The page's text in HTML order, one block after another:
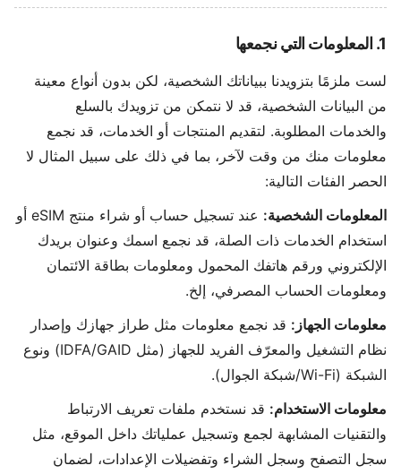
1. المعلومات التي نجمعها
لست ملزمًا بتزويدنا ببياناتك الشخصية، لكن بدون أنواع معينة
من البيانات الشخصية، قد لا نتمكن من تزويدك بالسلع
والخدمات المطلوبة. لتقديم المنتجات أو الخدمات، قد نجمع
معلومات منك من وقت لآخر، بما في ذلك على سبيل المثال لا
الحصر الفئات التالية:
المعلومات الشخصية:
عند تسجيل حساب أو شراء منتج eSIM أو
استخدام الخدمات ذات الصلة، قد نجمع اسمك وعنوان بريدك
الإلكتروني ورقم هاتفك المحمول ومعلومات بطاقة الائتمان
ومعلومات الحساب المصرفي، إلخ.
معلومات الجهاز: قد نجمع معلومات مثل طراز جهازك وإصدار
نظام التشغيل والمعرّف الفريد للجهاز (مثل IDFA/GAID) ونوع
الشبكة (Wi-Fi/شبكة الجوال).
معلومات الاستخدام: قد نستخدم ملفات تعريف الارتباط
والتقنيات المشابهة لجمع وتسجيل عملياتك داخل الموقع، مثل
سجل التصفح وسجل الشراء وتفضيلات الإعدادات، لضمان